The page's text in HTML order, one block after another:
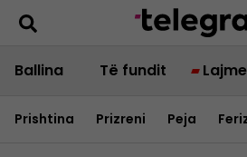
Ballina Të fundit Lajme
Prishtina Prizreni Peja